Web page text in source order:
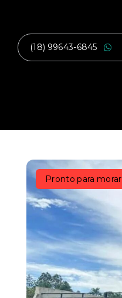
(18) 99643-6845
Pronto para morar